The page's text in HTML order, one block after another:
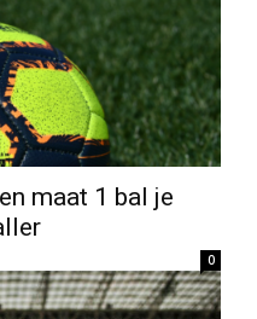
maat 1 bal je
0